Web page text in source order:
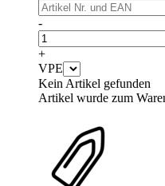
-
+
VPE
Kein Artikel gefunden
Artikel wurde zum